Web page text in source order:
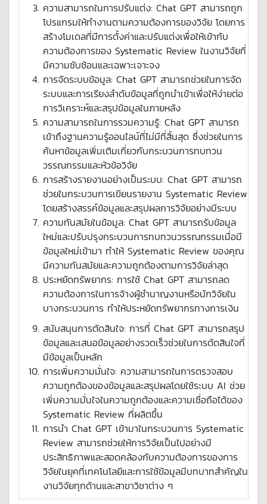
ความสามารถในการปรับแต่ง: Chat GPT สามารถถูก
โปรแกรมให้ทำงานตามความต้องการของวิจัย โดยการ
สร้างโมเดลที่มีการตั้งค่าและปรับแต่งเพื่อให้เข้ากับ
ความต้องการของ Systematic Review ในงานวิจัยที่
มีความซับซ้อนและเฉพาะเจาะจง
การจัดระบบข้อมูล: Chat GPT สามารถช่วยในการจัด
ระบบและการเรียงลำดับข้อมูลที่ถูกนำเข้าเพื่อให้ง่ายต่อ
การวิเคราะห์และสรุปข้อมูลในภายหลัง
ความสามารถในการรวมความรู้: Chat GPT สามารถ
เข้าถึงฐานความรู้ออนไลน์ที่ไม่มีที่สิ้นสุด ซึ่งช่วยในการ
ค้นหาข้อมูลเพิ่มเติมเกี่ยวกับกระบวนการทบทวน
วรรณกรรมและหัวข้อวิจัย
การสร้างรายงานอย่างเป็นระบบ: Chat GPT สามารถ
ช่วยในกระบวนการเขียนรายงาน Systematic Review
โดยสร้างสรรค์ข้อมูลและสรุปผลการวิจัยอย่างมีระบบ
ความทันสมัยในข้อมูล: Chat GPT สามารถรับข้อมูล
ใหม่และปรับปรุงกระบวนการทบทวนวรรณกรรมเมื่อมี
ข้อมูลใหม่เข้ามา ทำให้ Systematic Review ของคุณ
มีความทันสมัยและความถูกต้องตามการวิจัยล่าสุด
ประหยัดทรัพยากร: การใช้ Chat GPT สามารถลด
ความต้องการในการจ้างผู้ชำนาญงานหรือนักวิจัยใน
บางกระบวนการ ทำให้ประหยัดทรัพยากรทางการเงิน
สนับสนุนการตัดสินใจ: การที่ Chat GPT สามารถสรุป
ข้อมูลและเสนอข้อมูลอย่างรวดเร็วช่วยในการตัดสินใจที่
มีข้อมูลเป็นหลัก
การเพิ่มความมั่นใจ: ความสามารถในการตรวจสอบ
ความถูกต้องของข้อมูลและสรุปผลโดยใช้ระบบ AI ช่วย
เพิ่มความมั่นใจในความถูกต้องและความเชื่อถือได้ของ
Systematic Review ที่ผลิตขึ้น
การนำ Chat GPT เข้ามาในกระบวนการ Systematic
Review สามารถช่วยให้การวิจัยเป็นไปอย่างมี
ประสิทธิภาพและสอดคล้องกับความต้องการของการ
วิจัยในยุคที่เทคโนโลยีและการใช้ข้อมูลมีบทบาทสำคัญใน
งานวิจัยทุกด้านและสาขาวิชาต่าง ๆ